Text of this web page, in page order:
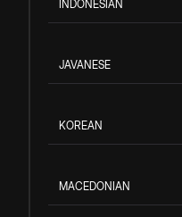
INDONESIAN
JAVANESE
KOREAN
MACEDONIAN